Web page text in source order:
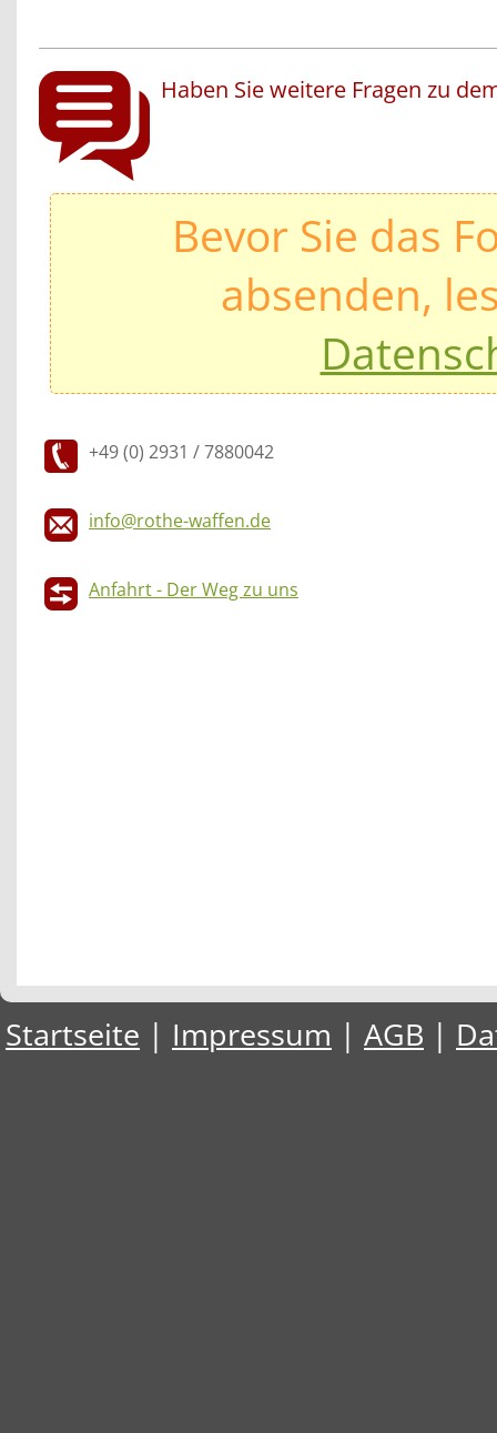
Haben Sie weitere Fragen zu
Bevor Sie das
absenden,
+49 (0) 2931 / 7880042
info@rothe-waffen.de
Anfahrt - Der Weg zu uns
Startseite | Impressum | AGB |